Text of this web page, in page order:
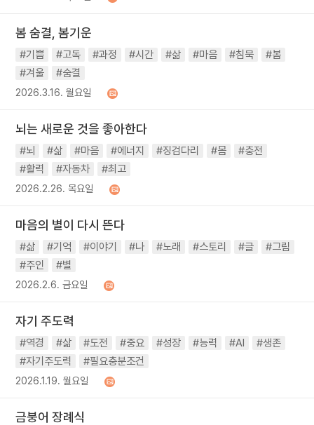
봄 숨결, 봄기운
#기쁨 #고독 #과정 #시간 #삶 #마음 #침묵
#봄
#겨울
#숨결
2026.3.16. 월요일
뇌는 새로운 것을 좋아한다
#뇌 #삶 #마음 #에너지 #징검다리 #몸
#충전
#활력
#자동차 #최고
2026.2.26. 목요일
마음의 별이 다시 뜬다
#삶 #기억 #이야기 #나 #노래 #스토리 #글
#그림
#주인
#별
2026.2.6. 금요일
자기 주도력
#역경 #삶 #도전 #중요 #성장 #능력 #AI
#생존
#자기주도력
#필요충분조건
2026.1.19. 월요일
금붕어 장례식